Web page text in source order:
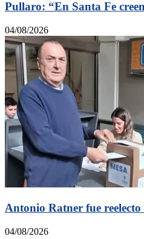
Pullaro: “En Santa Fe
04/08/2026
Antonio Ratner fue
04/08/2026